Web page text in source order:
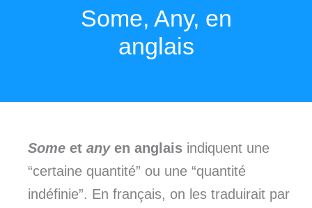
Some, Any, en
anglais
Some et anyen anglais indiquent une
“certaine quantité” ou une “quantité
indéfinie”. En français, on les traduirait par